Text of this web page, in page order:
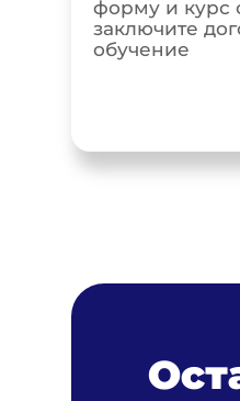
форму и курс
заключите
обучение